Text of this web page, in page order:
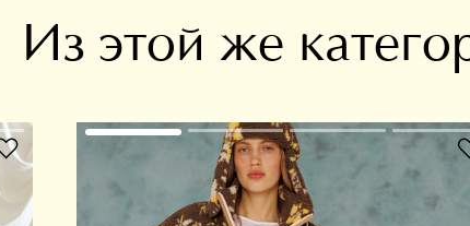
Из этой же
В избранное